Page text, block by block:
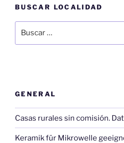
BUSCAR LOCALIDAD
por:
GENERAL
Casas rurales sin comisión.
Keramik für Mikrowelle